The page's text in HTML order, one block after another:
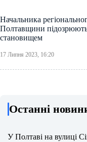
Начальника
Полтавщини
становищем
17 Липня 2023, 16:20
Останні
У Полтаві на вулиці